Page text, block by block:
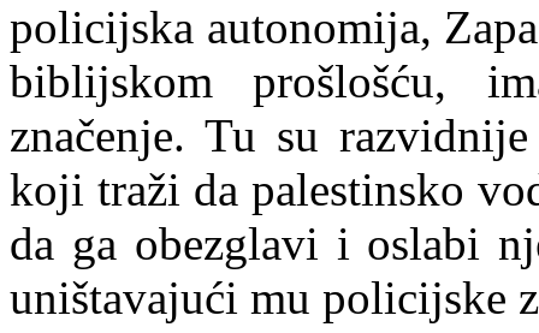
policijska autonomija,
biblijskom prošlošću,
značenje. Tu su
koji traži da palestinsko
da ga obezglavi i oslabi
uništavajući mu policijske